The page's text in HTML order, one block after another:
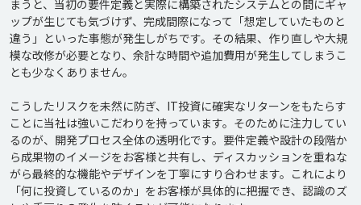
まうと、当初の要件定義と実際に構築されたシステムとの間にギャ
ップが生じても気づけず、完成間際になって「想定していたものと
違う」といった事態が発生しがちです。その結果、作り直しや大規
模な改修が必要となり、余計な時間や追加費用が発生してしまうこ
とも少なくありません。
こうしたリスクを未然に防ぎ、IT投資に確実なリターンをもたらす
ことに当社は強いこだわりを持っています。そのために注力してい
るのが、開発プロセス全体の透明化です。要件定義や設計の段階か
ら成果物のイメージをお客様と共有し、ディスカッションを重ねな
がら最終的な機能やデザインを丁寧にすり合わせます。これにより
「何に投資しているのか」をお客様が具体的に把握でき、認識のズ